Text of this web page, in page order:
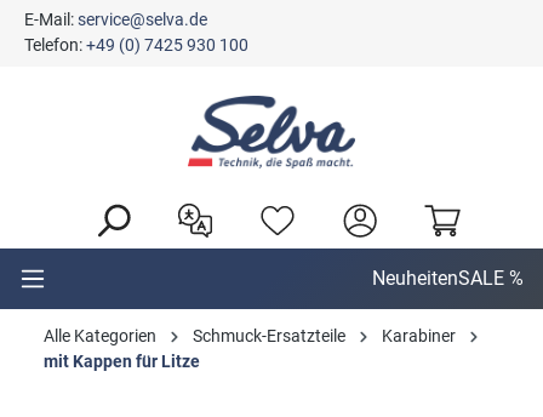
springen
E-Mail:service@selva.de
Telefon:+49 (0) 7425 930 100
NeuheitenSALE %
Alle Kategorien Schmuck-Ersatzteile
Karabiner
mit Kappen für Litze